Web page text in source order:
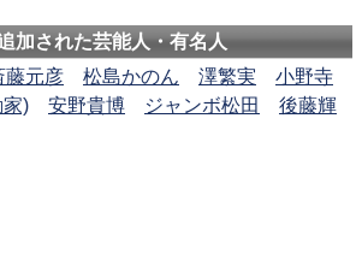
加された芸能人・有名人
藤元彦 松島かのん 澤繁実
小野寺
) 安野貴博 ジャンボ松田
後藤輝